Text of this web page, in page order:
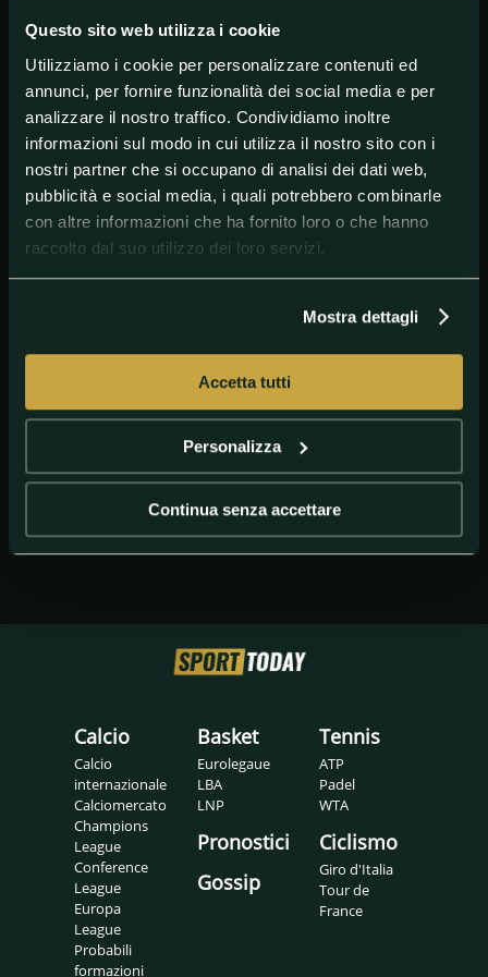
Questo sito web utilizza i cookie
Utilizziamo i cookie per personalizzare contenuti ed
annunci, per fornire funzionalità dei social media e per
analizzare il nostro traffico. Condividiamo inoltre
informazioni sul modo in cui utilizza il nostro sito con i
nostri partner che si occupano di analisi dei dati web,
pubblicità e social media, i quali potrebbero combinarle
con altre informazioni che ha fornito loro o che hanno
raccolto dal suo utilizzo dei loro servizi.
Mostra dettagli
Accetta tutti
Personalizza
Continua senza accettare
Nacra 17 per dedicarsi completamente al progetto
#AltriSport #AmericasCup #Vela
GETTYIMAGES Vittorio Bissaro e Maelle Frascari Diotallevi
Calcio
Calcio
internazionale
Calciomercato
Champions
League
Conference
League
Europa
League
Probabili
formazioni
Basket
Eurolegaue
LBA
LNP
Pronostici
Gossip
Tennis
ATP
Padel
WTA
Ciclismo
Giro d'Italia
Tour de
France